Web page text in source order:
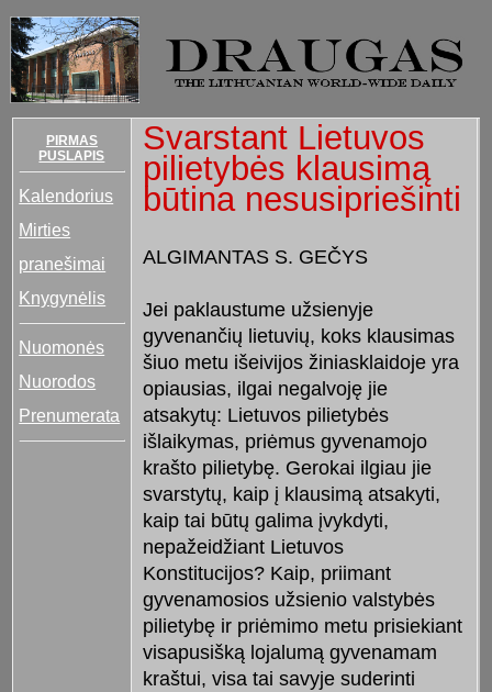
PIRMAS
PUSLAPIS
Kalendorius
Mirties
pranešimai
Knygynėlis
Nuomonės
Nuorodos
Prenumerata
Svarstant Lietuvos
pilietybės klausimą
būtina nesusipriešinti
ALGIMANTAS S. GEČYS
Jei paklaustume užsienyje
gyvenančių lietuvių, koks klausimas
šiuo metu išeivijos žiniasklaidoje yra
opiausias, ilgai negalvoję jie
atsakytų: Lietuvos pilietybės
išlaikymas, priėmus gyvenamojo
krašto pilietybę. Gerokai ilgiau jie
svarstytų, kaip į klausimą atsakyti,
kaip tai būtų galima įvykdyti,
nepažeidžiant Lietuvos
Konstitucijos? Kaip, priimant
gyvenamosios užsienio valstybės
pilietybę ir priėmimo metu prisiekiant
visapusišką lojalumą gyvenamam
kraštui, visa tai savyje suderinti